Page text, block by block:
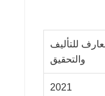
للتأليف
والتحقيق
2021